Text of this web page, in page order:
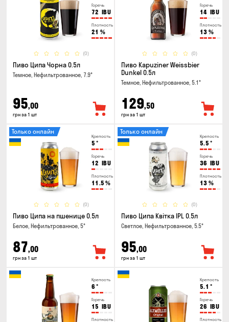
Горечь
72 IBU
Плотность
21 %
(0)
Пиво Ципа Чорна 0.5л
Темное, Нефильтрованное, 7.9°
95,00
грн за 1 шт
Горечь
14 IBU
Плотность
13 %
(0)
Пиво Kapuziner Weissbier
Dunkel 0.5л
Темное, Нефильтрованное, 5.1°
129,50
грн за 1 шт
Крепость
5 °
Горечь
12 IBU
Плотность
11.5 %
(0)
Только онлайн
Пиво Ципа на пшенице 0.5л
Белое, Нефильтрованное, 5°
87,00
грн за 1 шт
Крепость
5.5 °
Горечь
36 IBU
Плотность
13 %
(0)
Только онлайн
Пиво Ципа Квітка IPL 0.5л
Светлое, Нефильтрованное, 5.5°
95,00
грн за 1 шт
Крепость
6 °
Горечь
15 IBU
Плотность
Крепость
5.1 °
Горечь
26 IBU
Плотность